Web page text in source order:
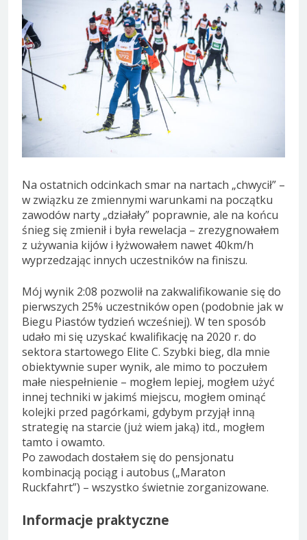
Na ostatnich odcinkach smar na nartach „chwycił” –
w związku ze zmiennymi warunkami na początku
zawodów narty „działały” poprawnie, ale na końcu
śnieg się zmienił i była rewelacja – zrezygnowałem
z używania kijów i łyżwowałem nawet 40km/h
wyprzedzając innych uczestników na finiszu.
Mój wynik 2:08 pozwolił na zakwalifikowanie się do
pierwszych 25% uczestników open (podobnie jak w
Biegu Piastów tydzień wcześniej). W ten sposób
udało mi się uzyskać kwalifikację na 2020 r. do
sektora startowego Elite C. Szybki bieg, dla mnie
obiektywnie super wynik, ale mimo to poczułem
małe niespełnienie – mogłem lepiej, mogłem użyć
innej techniki w jakimś miejscu, mogłem ominąć
kolejki przed pagórkami, gdybym przyjął inną
strategię na starcie (już wiem jaką) itd., mogłem
tamto i owamto.
Po zawodach dostałem się do pensjonatu
kombinacją pociąg i autobus („Maraton
Ruckfahrt”) – wszystko świetnie zorganizowane.
Informacje praktyczne